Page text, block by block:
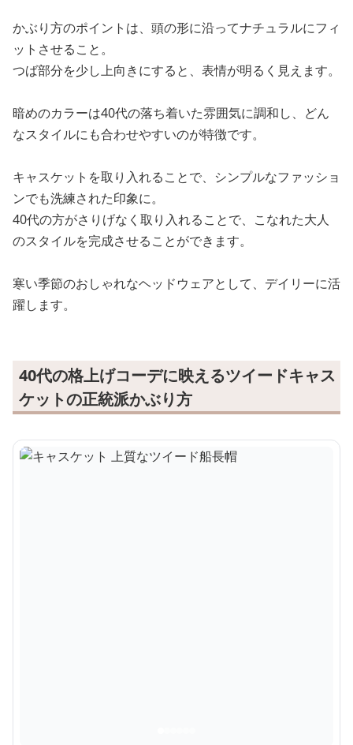
かぶり方のポイントは、頭の形に沿ってナチュラルにフィ
ットさせること。
つば部分を少し上向きにすると、表情が明るく見えます。
暗めのカラーは40代の落ち着いた雰囲気に調和し、どん
なスタイルにも合わせやすいのが特徴です。
キャスケットを取り入れることで、シンプルなファッショ
ンでも洗練された印象に。
40代の方がさりげなく取り入れることで、こなれた大人
のスタイルを完成させることができます。
寒い季節のおしゃれなヘッドウェアとして、デイリーに活
躍します。
40代の格上げコーデに映えるツイードキャス
ケットの正統派かぶり方